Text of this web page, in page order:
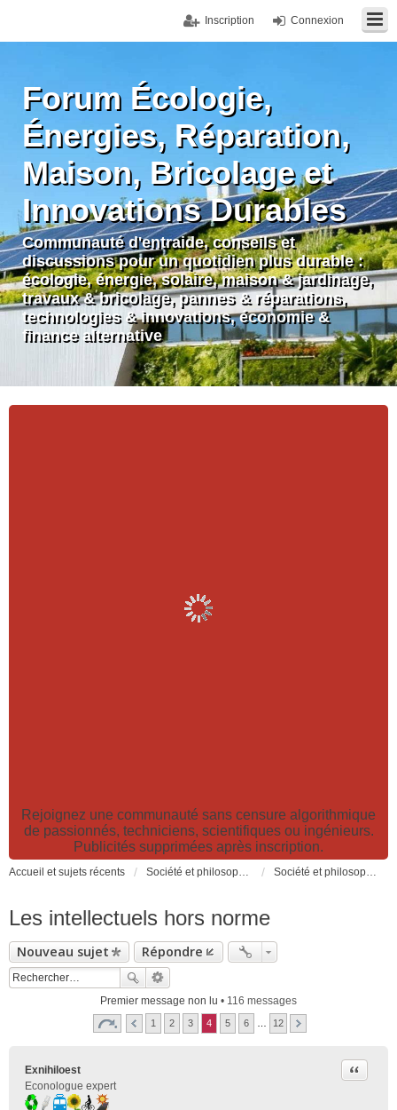
Connexion
Inscription
Forum Écologie,
Énergies, Réparation,
Maison, Bricolage et
Innovations Durables
Communauté d'entraide, conseils et
discussions pour un quotidien plus durable :
écologie, énergie, solaire, maison & jardinage,
travaux & bricolage, pannes & réparations,
technologies & innovations, économie &
finance alternative
Rejoignez une communauté sans censure algorithmique
de passionnés, techniciens, scientifiques ou ingénieurs.
Publicités supprimées après inscription.
Accueil et sujets récents Société et philosophie. Sciences et technologies. Santé et prévention. Société et philosophie
Les intellectuels hors norme
Nouveau sujet Répondre
Premier message non lu • 116 messages
1 2 3 4 5 6 12
Exnihiloest
Econologue expert
Citer